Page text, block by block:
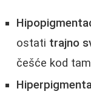
ostati trajno
češće kod